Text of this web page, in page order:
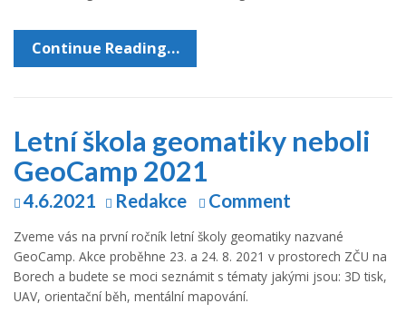
Continue Reading…
Letní škola geomatiky neboli
GeoCamp 2021
4.6.2021 Redakce Comment
Zveme vás na první ročník letní školy geomatiky nazvané
GeoCamp. Akce proběhne 23. a 24. 8. 2021 v prostorech ZČU na
Borech a budete se moci seznámit s tématy jakými jsou: 3D tisk,
UAV, orientační běh, mentální mapování.